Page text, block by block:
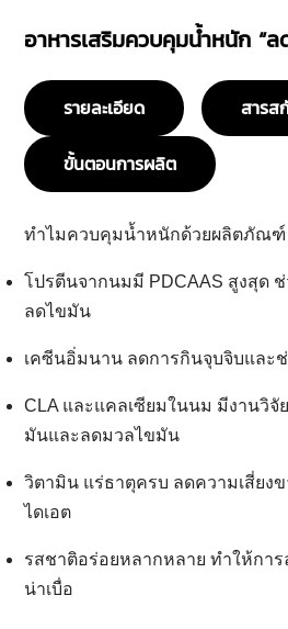
อาหารเสริมควบคุมน้ำหนัก “
รายละเอียด สารส
ขั้นตอนการผลิต
ทำไมควบคุมน้ำหนักด้วยผลิตภัณฑ์
โปรตีนจากนมมี PDCAAS สูงสุด
ลดไขมัน
เคซีนอิ่มนาน ลดการกินจุบจิบและ
CLA และแคลเซียมในนม มีงานวิจั
มันและลดมวลไขมัน
วิตามิน แร่ธาตุครบ ลดความเสี่ยง
ไดเอต
รสชาติอร่อยหลากหลาย ทำให้กา
น่าเบื่อ